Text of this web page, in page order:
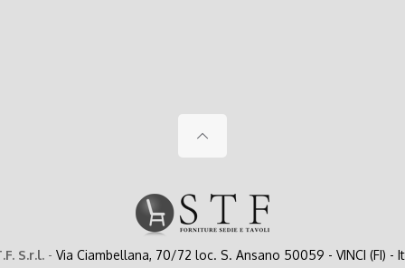
S.r.l. - Via Ciambellana, 70/72 loc. S. Ansano 50059 - VINCI (FI) -